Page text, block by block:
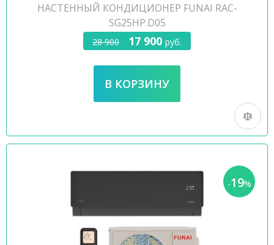
НАСТЕННЫЙ КОНДИЦИОНЕР FUNAI RAC-
SG25HP.D05
28 900 17 900 руб.
-19%